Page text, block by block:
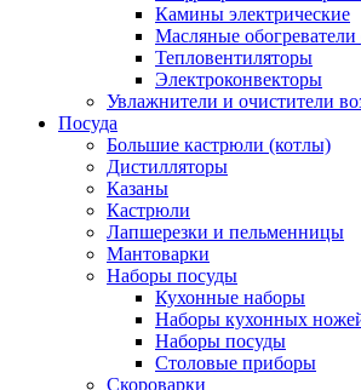
Камины электрические
Масляные
Тепловентиляторы
Электроконвекторы
Увлажнители и очистители
Посуда
Большие кастрюли (котлы)
Дистилляторы
Казаны
Кастрюли
Лапшерезки и пельменницы
Мантоварки
Наборы посуды
Кухонные наборы
Наборы кухонных
Наборы посуды
Столовые приборы
Скороварки